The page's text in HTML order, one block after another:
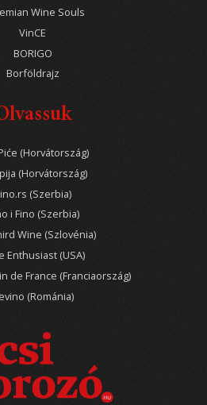
Wine Souls
VinCE
BORIGO
Borföldrajz
(Horvátország)
(Horvátország)
(Szerbia)
i Fino (Szerbia)
Wine (Szlovénia)
Enthusiast (USA)
de France (Franciaország)
(Románia)